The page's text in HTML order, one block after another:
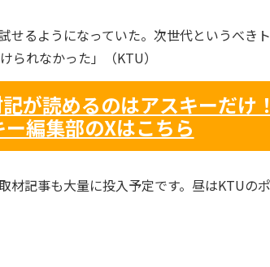
るようになっていた。次世代というべき
られなかった」（KTU）
が読めるのはアスキーだけ！
ー編集部のXはこちら
記事も大量に投入予定です。昼はKTUの